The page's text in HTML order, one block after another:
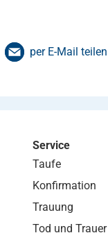
per E-Mail teilen
Service
Taufe
Konfirmation
Trauung
Tod und Trauer